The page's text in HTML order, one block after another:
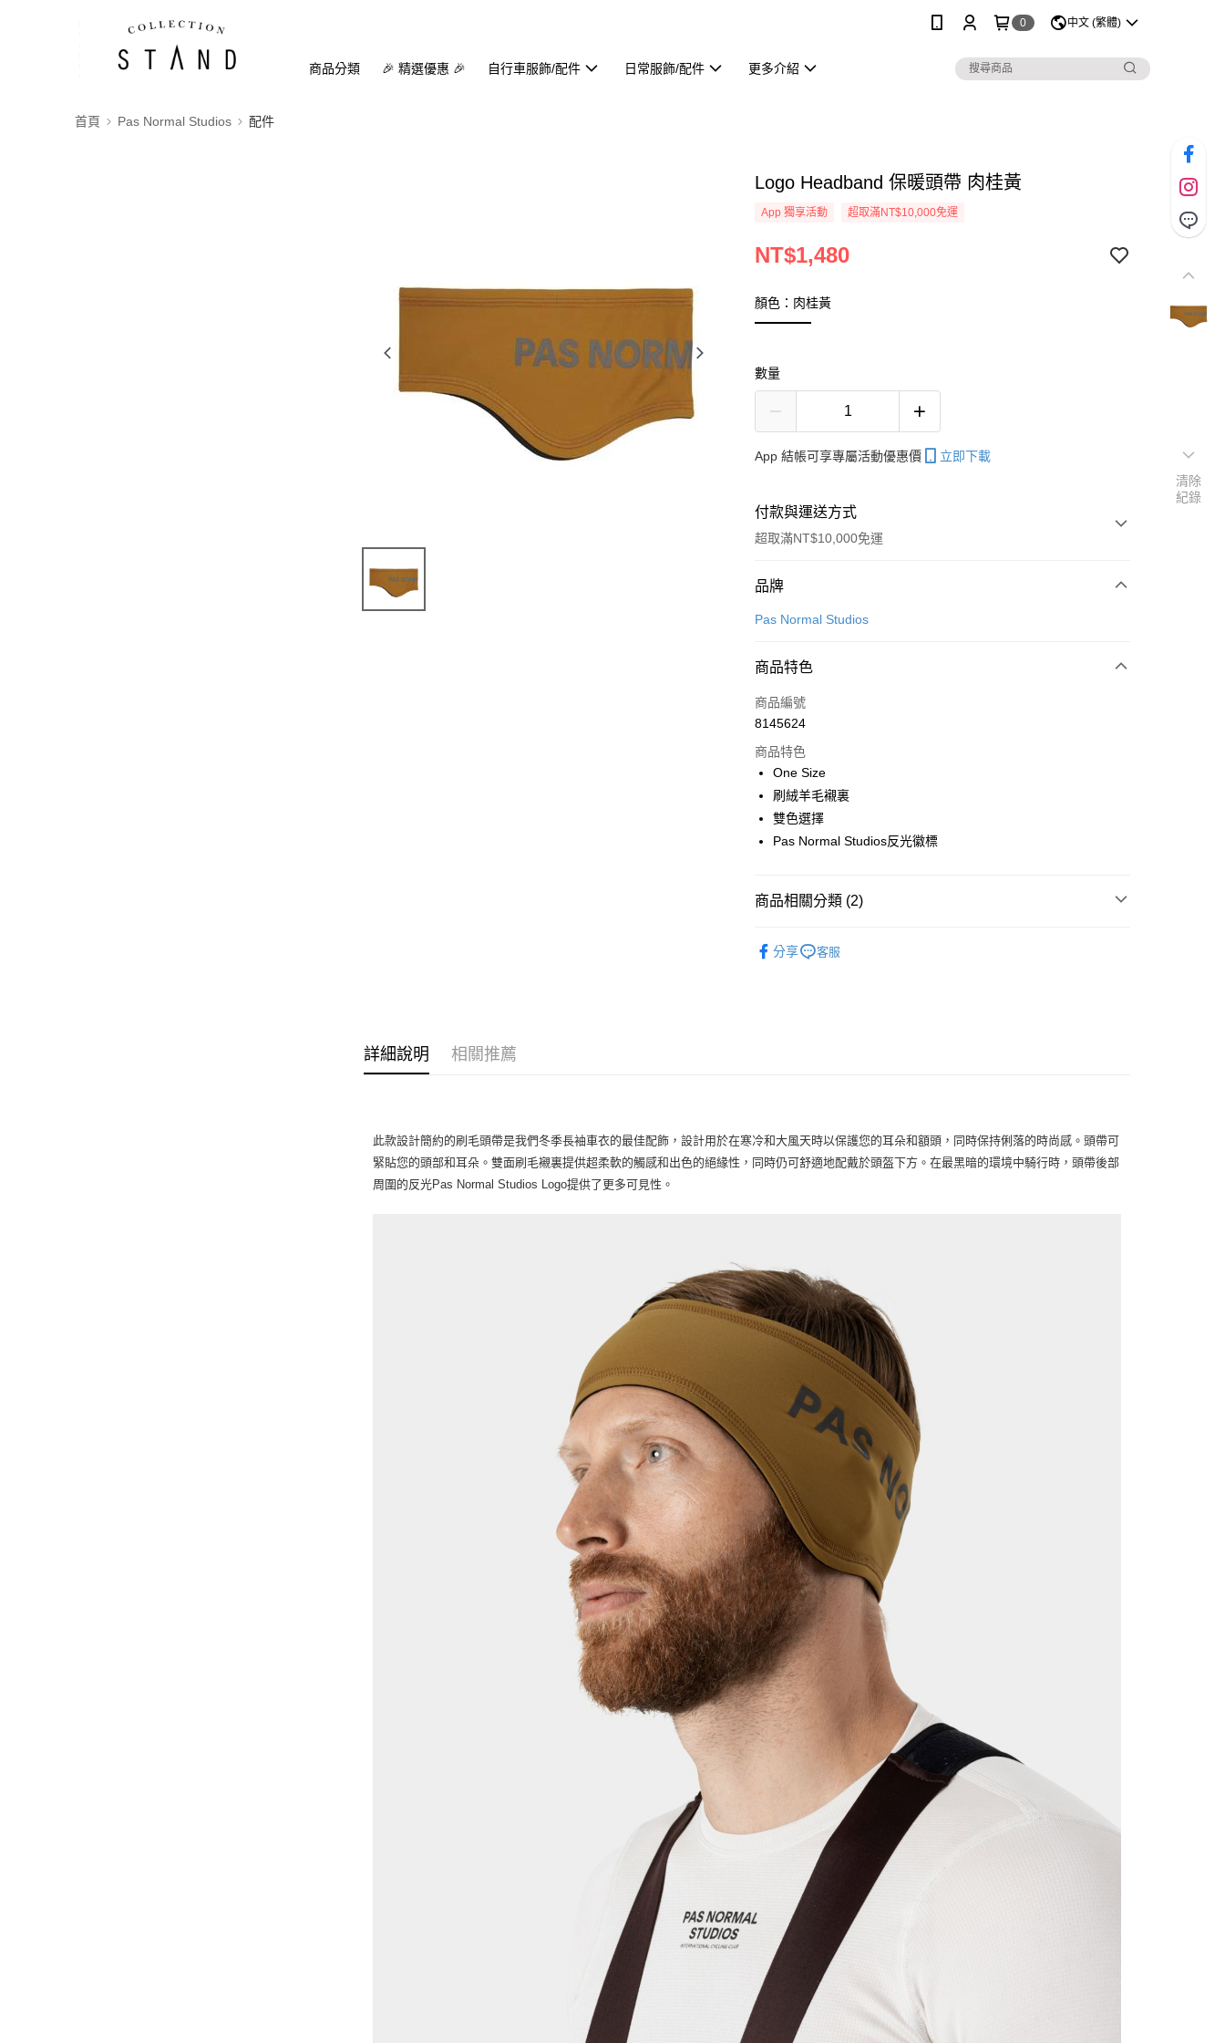
0 中文 (繁體)
商品分類 🎉 精選優惠 🎉 自行車服飾/配件 日常服飾/配件 更多介紹
首頁 Pas Normal Studios 配件
Logo Headband 保暖頭帶 肉桂黃
App 獨享活動 超取滿NT$10,000免運
NT$1,480
顏色：肉桂黃
數量
App 結帳可享專屬活動優惠價 立即下載
付款與運送方式
超取滿NT$10,000免運
付款方式
信用卡一次付款
Apple Pay
Google Pay
運送方式
全家店到店
付款後全家取貨
7-11店到店
品牌
Pas Normal Studios
商品特色
商品編號
8145624
商品特色
One Size
刷絨羊毛襯裏
雙色選擇
Pas Normal Studios反光徽標
商品相關分類 (2)
分享 客服
詳細說明 相關推薦
此款設計簡約的刷毛頭帶是我們冬季長袖車衣的最佳配飾，設計用於在寒冷和大風天時以保護您的耳朵和額頭，同時保持俐落的時尚感。頭帶可
緊貼您的頭部和耳朵。雙面刷毛襯裏提供超柔軟的觸感和出色的絕緣性，同時仍可舒適地配戴於頭盔下方。在最黑暗的環境中騎行時，頭帶後部
周圍的反光Pas Normal Studios Logo提供了更多可見性。
清除
紀錄